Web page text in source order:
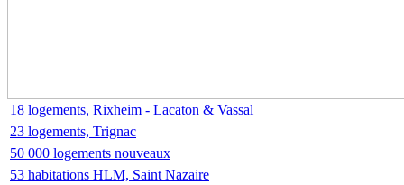
18 logements, Rixheim - Lacaton & Vassal
23 logements, Trignac
50 000 logements nouveaux
53 habitations HLM, Saint Nazaire